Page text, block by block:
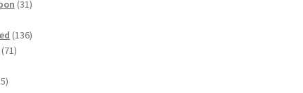
3131
136136
7171
15